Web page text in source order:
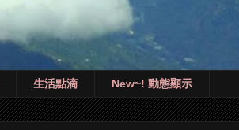
生活點滴 New~! 動態顯示